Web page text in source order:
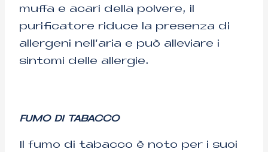
muffa e acari della polvere, il
purificatore riduce la presenza di
allergeni nell’aria e può alleviare i
sintomi delle allergie.
FUMO DI TABACCO
Il fumo di tabacco è noto per i suoi